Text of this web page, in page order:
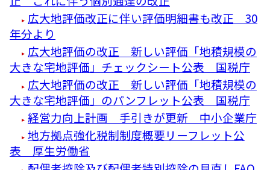
広大地評価改正に伴い評価明細書も改正 30
年分より
広大地評価の改正 新しい評価「地積規模の
大きな宅地評価」チェックシート公表 国税庁
広大地評価の改正 新しい評価「地積規模の
大きな宅地評価」のパンフレット公表 国税庁
経営力向上計画 手引きが更新 中小企業庁
地方拠点強化税制制度概要リーフレット公
表 厚生労働省